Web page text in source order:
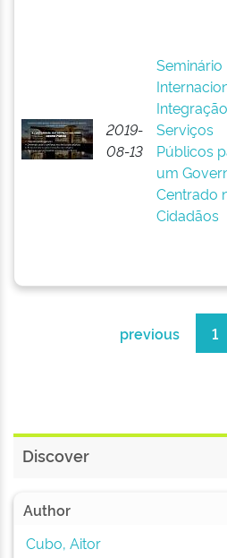
2019-
08-13
Seminário
Serviços
Públicos
um
Centrado
Cidadãos
previous 1
Discover
Author
Cubo, Aitor